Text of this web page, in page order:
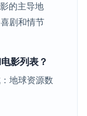
的主导地
剧和情节
影列表？
地球资源数